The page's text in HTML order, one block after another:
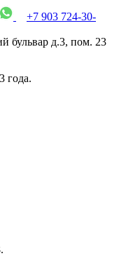
+7 903 724-30-
бульвар д.3, пом. 23
года.